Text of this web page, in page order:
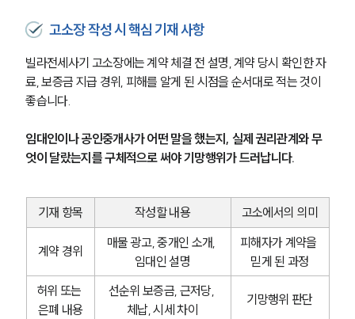
고소장 작성 시 핵심 기재 사항
빌라전세사기 고소장에는 계약 체결 전 설명, 계약 당시 확인한 자
료, 보증금 지급 경위, 피해를 알게 된 시점을 순서대로 적는 것이
좋습니다.
임대인이나 공인중개사가 어떤 말을 했는지, 실제 권리관계와 무
엇이 달랐는지를 구체적으로 써야 기망행위가 드러납니다.
기재 항목 작성할 내용 고소에서의 의미
계약 경위
매물 광고, 중개인 소개,
임대인 설명
피해자가 계약을
믿게 된 과정
허위 또는
은폐 내용
선순위 보증금, 근저당,
체납, 시세 차이
기망행위 판단